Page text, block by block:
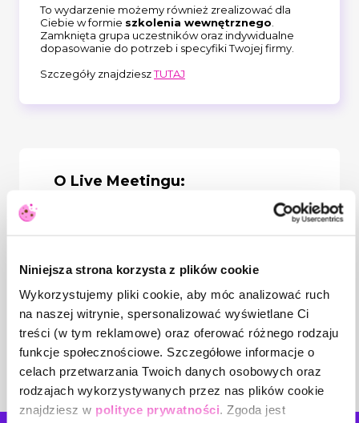
Niniejsza strona korzysta z plików cookie
Wykorzystujemy pliki cookie, aby móc analizować ruch
na naszej witrynie, spersonalizować wyświetlane Ci
treści (w tym reklamowe) oraz oferować różnego rodzaju
funkcje społecznościowe. Szczegółowe informacje o
celach przetwarzania Twoich danych osobowych oraz
rodzajach wykorzystywanych przez nas plików cookie
znajdziesz w polityce prywatności. Zgoda jest
To wydarzenie możemy również zrealizować dla
Ciebie w formie szkolenia wewnętrznego
Zamknięta grupa uczestników oraz indywidualne
dopasowanie do potrzeb i specyfiki Twojej firmy.
Szczegóły znajdzieszTUTAJ
O Live Meetingu:
kreatywność w zespole, przełamywać opór
przed zmianami i wdrażać nowatorskie
rozwiązania. Poznasz praktyczne narzędzia,
zdobędziesz kompetencje niezbędne do
budowania dynamicznej i adaptacyjnej
kultury organizacyjnej. Dołącz do nas, aby
przekształcić swoją organizację i
przewodzić w erze nieustannych zmian!